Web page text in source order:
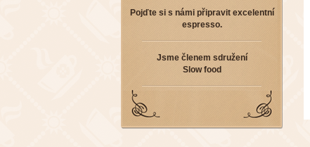
Pojďte si s námi připravit excelentní
espresso.
Jsme členem sdružení
Slow food